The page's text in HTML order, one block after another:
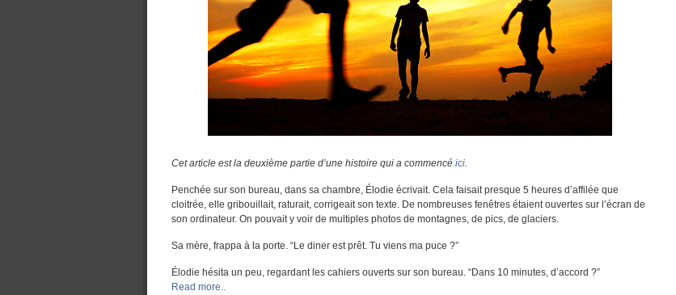
Cet article est la deuxième partie d’une histoire qui a commencé ici.
Penchée sur son bureau, dans sa chambre, Élodie écrivait. Cela faisait presque 5 heures d’affilée que
cloitrée, elle gribouillait, raturait, corrigeait son texte. De nombreuses fenêtres étaient ouvertes sur l’écran de
son ordinateur. On pouvait y voir de multiples photos de montagnes, de pics, de glaciers.
Sa mère, frappa à la porte. “Le diner est prêt. Tu viens ma puce ?”
Élodie hésita un peu, regardant les cahiers ouverts sur son bureau. “Dans 10 minutes, d’accord ?”
Read more..